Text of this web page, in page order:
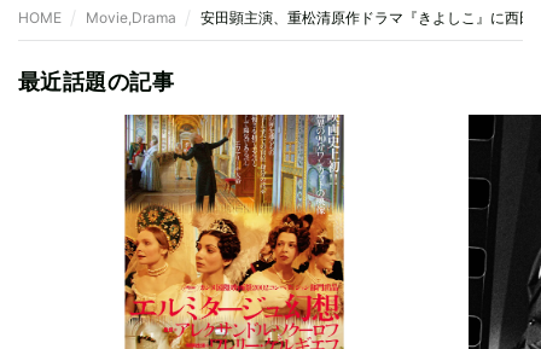
HOME Movie,Drama 安田顕主演、重松清原作ドラマ『きよしこ』に西田
最近話題の記事